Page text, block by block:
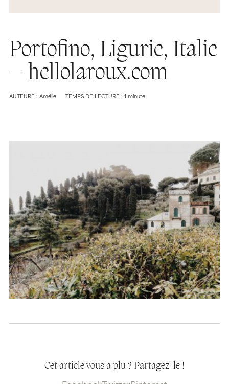
Portofino, Ligurie, Italie
– hellolaroux.com
AUTEURE : Amélie TEMPS DE LECTURE : 1 minute
Cet article vous a plu ? Partagez-le !